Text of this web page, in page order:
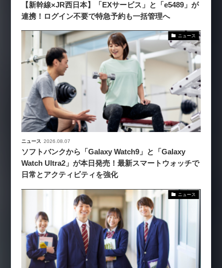
【新幹線×JR西日本】「EXサービス」と「e5489」が
連携！ログイン不要で特急予約も一括管理へ
ニュース
ニュース 2026.08.07
ソフトバンクから「Galaxy Watch9」と「Galaxy
Watch Ultra2」が本日発売！最新スマートウォッチで
日常とアクティビティを強化
ニュース